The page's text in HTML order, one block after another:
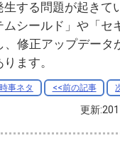
する問題が起きて
ムシールド」や「セ
、修正アップデータ
ます。
事ネタ <<前の記事
更新